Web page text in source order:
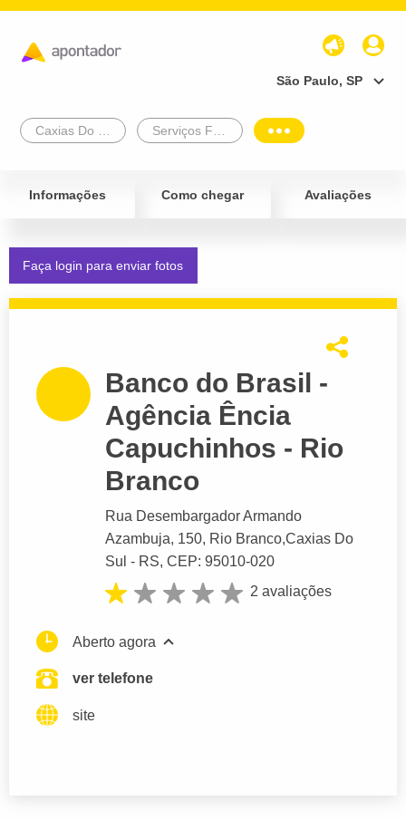
São Paulo, SP
Informações Como chegar Avaliações
Faça login para enviar fotos
Banco do Brasil -
Agência Ência
Capuchinhos - Rio
Branco
Rua Desembargador Armando
Azambuja, 150, Rio Branco,Caxias Do
Sul - RS, CEP: 95010-020
2 avaliações
Aberto agora
ver telefone
site